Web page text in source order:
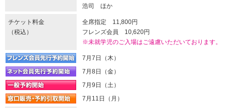
浩司 ほか
チケット料金
（税込）
全席指定 11,800円
フレンズ会員 10,620円
※未就学児のご入場はご遠慮いただいております。
7月7日（木）
7月8日（金）
7月9日（土）
7月11日（月）